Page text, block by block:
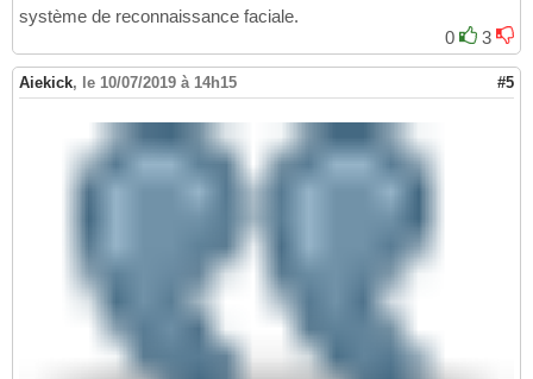
système de reconnaissance faciale.
0
3
Aiekick, le 10/07/2019 à 14h15 #5